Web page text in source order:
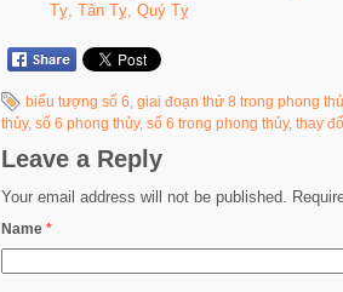
Tỵ, Tân Tỵ, Quý Tỵ
biểu tượng số 6 giai đoạn thứ 8 trong phong
thủy, số 6 phong thủy, số 6 trong phong thủy, thay
Leave a Reply
Your email address will not be published.
Name *